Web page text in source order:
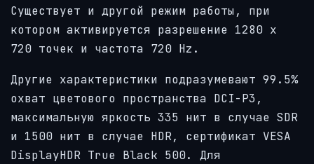
Существует и другой режим работы, при
котором активируется разрешение 1280 х
720 точек и частота 720 Hz.
Другие характеристики подразумевают 99.5%
охват цветового пространства DCI-P3,
максимальную яркость 335 нит в случае SDR
и 1500 нит в случае HDR, сертификат VESA
DisplayHDR True Black 500. Для